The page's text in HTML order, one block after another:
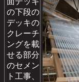
の下段の
デッキの
クレーチ
ングを載
せる部分
のセメン
ト工事、